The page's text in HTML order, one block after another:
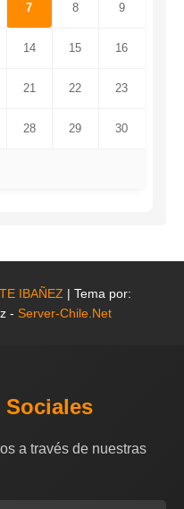
7 8 9
14 15 16
21 22 23
28 29 30
IBAÑEZ | Tema por:
- Server-Chile.Net
Sociales
a través de nuestras